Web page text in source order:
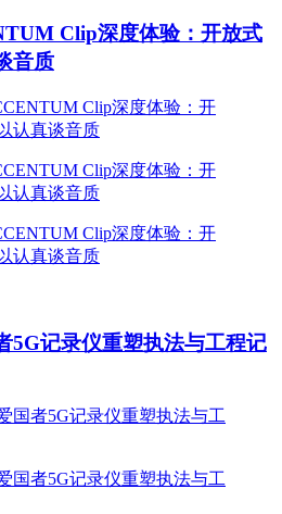
Clip深度体验：开放式
音质
5G记录仪重塑执法与工程记